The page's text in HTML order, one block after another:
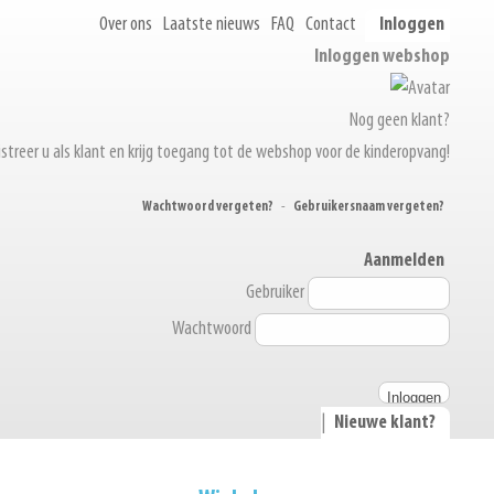
Over ons Laatste nieuws FAQ Contact
Inloggen
Inloggen webshop
Nog geen klant?
u als klant en krijg toegang tot de webshop voor de kinderopvang!
Wachtwoord vergeten? - Gebruikersnaam vergeten?
Aanmelden
Gebruiker
Wachtwoord
Nieuwe klant?